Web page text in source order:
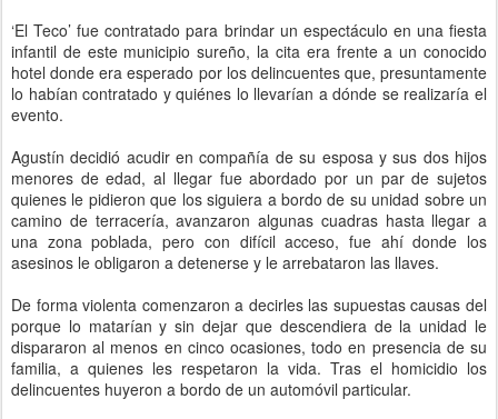
‘El Teco’ fue contratado para brindar un espectáculo en una fiesta
infantil de este municipio sureño, la cita era frente a un conocido
hotel donde era esperado por los delincuentes que, presuntamente
lo habían contratado y quiénes lo llevarían a dónde se realizaría el
evento.
Agustín decidió acudir en compañía de su esposa y sus dos hijos
menores de edad, al llegar fue abordado por un par de sujetos
quienes le pidieron que los siguiera a bordo de su unidad sobre un
camino de terracería, avanzaron algunas cuadras hasta llegar a
una zona poblada, pero con difícil acceso, fue ahí donde los
asesinos le obligaron a detenerse y le arrebataron las llaves.
De forma violenta comenzaron a decirles las supuestas causas del
porque lo matarían y sin dejar que descendiera de la unidad le
dispararon al menos en cinco ocasiones, todo en presencia de su
familia, a quienes les respetaron la vida. Tras el homicidio los
delincuentes huyeron a bordo de un automóvil particular.